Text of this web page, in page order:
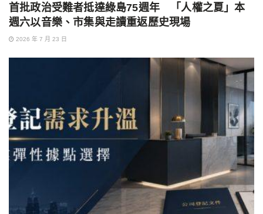
首批政治受難者抵達綠島75週年 「人權之夏」本
週六以音樂、市集與走讀重返歷史現場
2026 年 7 月 23 日